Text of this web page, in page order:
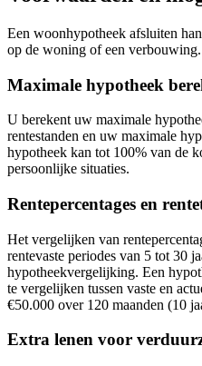
Een woonhypotheek afsluiten
op de woning of een
Maximale hypotheek
U berekent uw maximale
rentestanden en uw maximale
hypotheek kan tot 100% van de
persoonlijke situaties.
Rentepercentages en
Het vergelijken van
rentevaste periodes van 5 tot 30
hypotheekvergelijking. Een
te vergelijken tussen vaste en
€50.000 over 120 maanden (10
Extra lenen voor